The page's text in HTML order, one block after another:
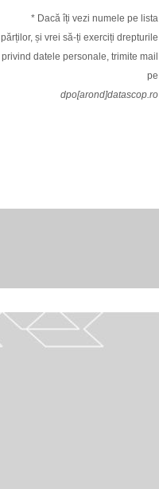
* Dacă îți vezi numele pe lista
părților, și vrei să-ți exerciți drepturile
privind datele personale, trimite mail
pe
dpo[arond]datascop.ro